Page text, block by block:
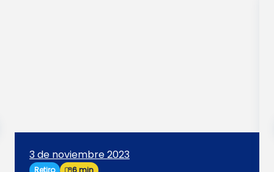
3 de noviembre 2023
Retiro 6 min